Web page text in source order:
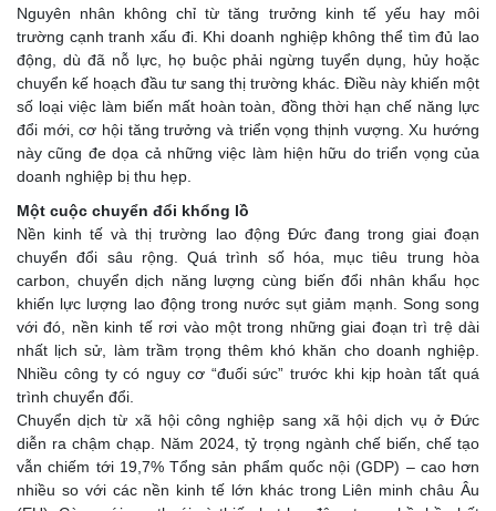
Nguyên nhân không chỉ từ tăng trưởng kinh tế yếu hay môi
trường cạnh tranh xấu đi. Khi doanh nghiệp không thể tìm đủ lao
động, dù đã nỗ lực, họ buộc phải ngừng tuyển dụng, hủy hoặc
chuyển kế hoạch đầu tư sang thị trường khác. Điều này khiến một
số loại việc làm biến mất hoàn toàn, đồng thời hạn chế năng lực
đổi mới, cơ hội tăng trưởng và triển vọng thịnh vượng. Xu hướng
này cũng đe dọa cả những việc làm hiện hữu do triển vọng của
doanh nghiệp bị thu hẹp.
Một cuộc chuyển đổi khổng lồ
Nền kinh tế và thị trường lao động Đức đang trong giai đoạn
chuyển đổi sâu rộng. Quá trình số hóa, mục tiêu trung hòa
carbon, chuyển dịch năng lượng cùng biến đổi nhân khẩu học
khiến lực lượng lao động trong nước sụt giảm mạnh. Song song
với đó, nền kinh tế rơi vào một trong những giai đoạn trì trệ dài
nhất lịch sử, làm trầm trọng thêm khó khăn cho doanh nghiệp.
Nhiều công ty có nguy cơ “đuối sức” trước khi kịp hoàn tất quá
trình chuyển đổi.
Chuyển dịch từ xã hội công nghiệp sang xã hội dịch vụ ở Đức
diễn ra chậm chạp. Năm 2024, tỷ trọng ngành chế biến, chế tạo
vẫn chiếm tới 19,7% Tổng sản phẩm quốc nội (GDP) – cao hơn
nhiều so với các nền kinh tế lớn khác trong Liên minh châu Âu